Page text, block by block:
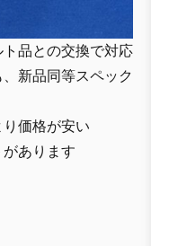
品との交換で対応
新品同等スペック
価格が安い
あります